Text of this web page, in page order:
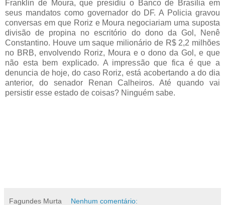
Franklin de Moura, que presidiu o Banco de Brasília em
seus mandatos como governador do DF. A Policia gravou
conversas em que Roriz e Moura negociariam uma suposta
divisão de propina no escritório do dono da Gol, Nenê
Constantino. Houve um saque milionário de R$ 2,2 milhões
no BRB, envolvendo Roriz, Moura e o dono da Gol, e que
não esta bem explicado. A impressão que fica é que a
denuncia de hoje, do caso Roriz, está acobertando a do dia
anterior, do senador Renan Calheiros. Até quando vai
persistir esse estado de coisas? Ninguém sabe.
Fagundes Murta Nenhum comentário: